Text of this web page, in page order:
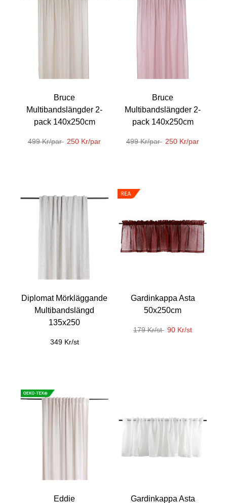
Bruce
Multibandslängder 2-
pack 140x250cm
499 Kr/par 250 Kr/par
Bruce
Multibandslängder 2-
pack 140x250cm
499 Kr/par 250 Kr/par
Diplomat Mörkläggande
Multibandslängd
135x250
349 Kr/st
Gardinkappa Asta
50x250cm
179 Kr/st 90 Kr/st
Eddie Gardinkappa Asta